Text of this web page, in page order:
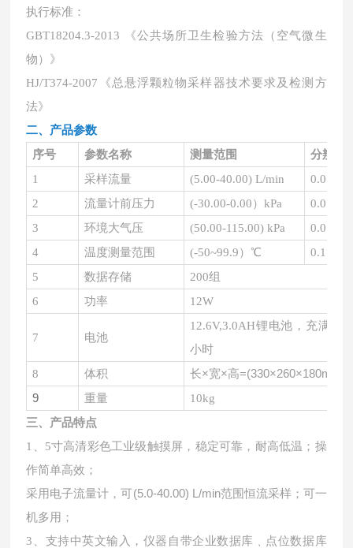
执行标准：
GBT18204.3-2013 《公共场所卫生检验方法（空气微生
物）》
HJ/T374-2007《总悬浮颗粒物采样器技术要求及检测方
法》
二、 产品参数
序号
参数名称 测量范围
分辨率
1
采样流量 (5.00-40.00) L/min
0.01 L/
2
流量计前压力 (-30.00-0.00）kPa
0.01
3
环境大气压 (50.00-115.00) kPa
0.01
4
温度测量范围 (-50~99.9）℃
0.1℃
5
数据存储
200组
6
功率 12W
7 电池
12.6V,3.0AH锂电池，充满电
小时
8
体积 长×宽×高=(330×260×180mm)
9
重量 10kg
三、产品特点
1、5寸高清彩色工业级触摸屏，稳定可靠，耐高低温；操
作简单高效；
采用电子流量计，可(5.0-40.00) L/min范围恒流采样；可一
机多用；
3、支持中英文输入，仪器自带企业数据库﹑点位数据库